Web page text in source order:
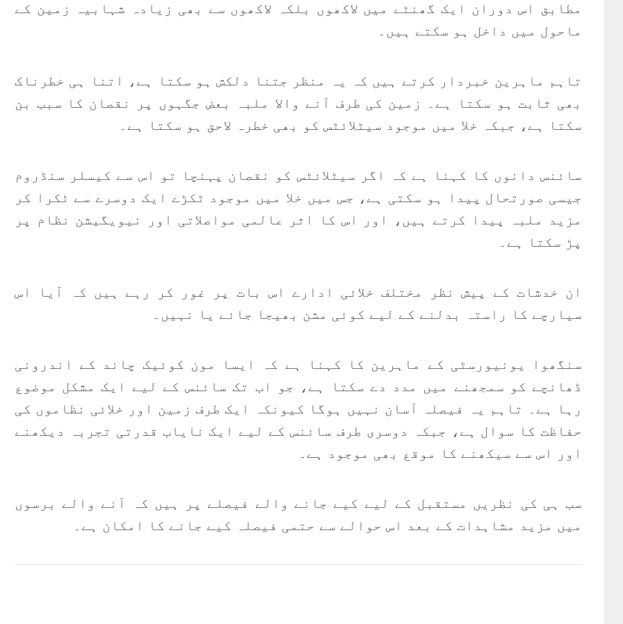
مطابق اس دوران ایک گھنٹے میں لاکھوں بلکہ لاکھوں سے بھی زیادہ شہابیہ زمین کے
ماحول میں داخل ہو سکتے ہیں۔
تاہم ماہرین خبردار کرتے ہیں کہ یہ منظر جتنا دلکش ہو سکتا ہے، اتنا ہی خطرناک
بھی ثابت ہو سکتا ہے۔ زمین کی طرف آنے والا ملبہ بعض جگہوں پر نقصان کا سبب بن
سکتا ہے، جبکہ خلا میں موجود سیٹلائٹس کو بھی خطرہ لاحق ہو سکتا ہے۔
سائنس دانوں کا کہنا ہے کہ اگر سیٹلائٹس کو نقصان پہنچا تو اس سے کیسلر سنڈروم
جیسی صورتحال پیدا ہو سکتی ہے، جس میں خلا میں موجود ٹکڑے ایک دوسرے سے ٹکرا کر
مزید ملبہ پیدا کرتے ہیں، اور اس کا اثر عالمی مواصلاتی اور نیویگیشن نظام پر
پڑ سکتا ہے۔
ان خدشات کے پیش نظر مختلف خلائی ادارے اس بات پر غور کر رہے ہیں کہ آیا اس
سیارچے کا راستہ بدلنے کے لیے کوئی مشن بھیجا جائے یا نہیں۔
سنگھوا یونیورسٹی کے ماہرین کا کہنا ہے کہ ایسا مون کوئیک چاند کے اندرونی
ڈھانچے کو سمجھنے میں مدد دے سکتا ہے، جو اب تک سائنس کے لیے ایک مشکل موضوع
رہا ہے۔ تاہم یہ فیصلہ آسان نہیں ہوگا کیونکہ ایک طرف زمین اور خلائی نظاموں کی
حفاظت کا سوال ہے، جبکہ دوسری طرف سائنس کے لیے ایک نایاب قدرتی تجربہ دیکھنے
اور اس سے سیکھنے کا موقع بھی موجود ہے۔
سب ہی کی نظریں مستقبل کے لیے کیے جانے والے فیصلے پر ہیں کہ آنے والے برسوں
میں مزید مشاہدات کے بعد اس حوالے سے حتمی فیصلہ کیے جانے کا امکان ہے۔